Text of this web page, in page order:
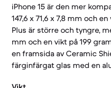
iPhone 15 är den mer
147,6 x 71,6 x 7,8 mm och
Plus är större och tyngre,
mm och en vikt på 199
en framsida av Ceramic
färginfärgat glas med en